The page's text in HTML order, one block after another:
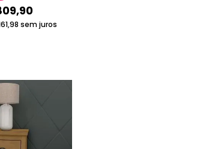
,90
,98 sem juros